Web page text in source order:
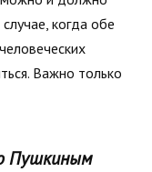
когда обе
Важно только
Пушкиным